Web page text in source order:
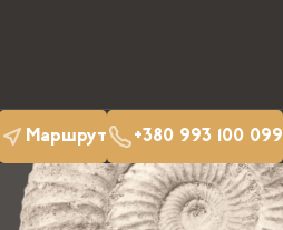
Маршрут +380 993 100 099